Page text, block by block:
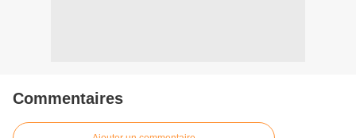
Commentaires